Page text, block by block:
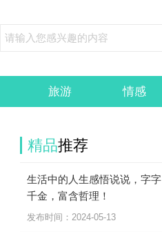
旅游 情感
精品推荐
生活中的人生感悟说说，字字
千金，富含哲理！
发布时间：2024-05-13